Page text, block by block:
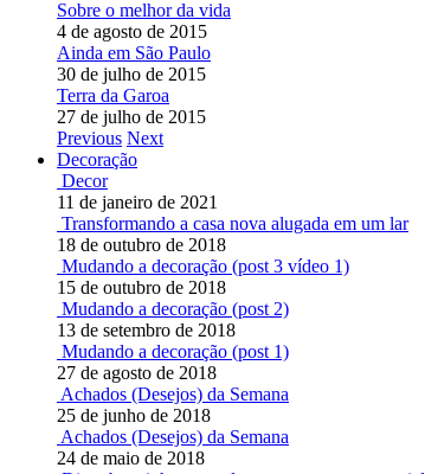
Sobre o melhor da vida
4 de agosto de 2015
Ainda em São Paulo
30 de julho de 2015
Terra da Garoa
27 de julho de 2015
Previous Next
Decoração
Decor
11 de janeiro de 2021
Transformando a casa nova alugada em um lar
18 de outubro de 2018
Mudando a decoração (post 3 vídeo 1)
15 de outubro de 2018
Mudando a decoração (post 2)
13 de setembro de 2018
Mudando a decoração (post 1)
27 de agosto de 2018
Achados (Desejos) da Semana
25 de junho de 2018
Achados (Desejos) da Semana
24 de maio de 2018